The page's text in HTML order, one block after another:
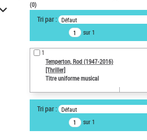
VOTRE RECHERCHE
Recherche avancée dans les
notices d’autorité
Œuvres liées à l'auteur :
Temperton, Rod (1947-2016)
Auteur d’œuvre
Type de notice d'autorité
(0)
Tri par : Défaut
sur 1
1
Temperton, Rod (1947-2016)
[Thriller]
Titre uniforme musical
Tri par : Défaut
sur 1